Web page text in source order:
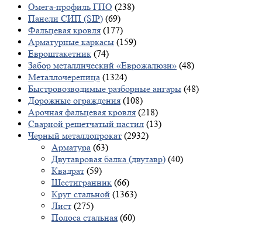
Омега-профиль ГПО (238)
Панели СИП (SIP) (69)
Фальцевая кровля (177)
Арматурные каркасы (159)
Евроштакетник (74)
Забор металлический «Еврожалюзи» (48)
Металлочерепица (1324)
Быстровозводимые разборные ангары (48)
Дорожные ограждения (108)
Арочная фальцевая кровля (218)
Сварной решетчатый настил (13)
Черный металлопрокат (2932)
Арматура (63)
Двутавровая балка (двутавр) (40)
Квадрат (59)
Шестигранник (66)
Круг стальной (1363)
Лист (275)
Полоса стальная (60)